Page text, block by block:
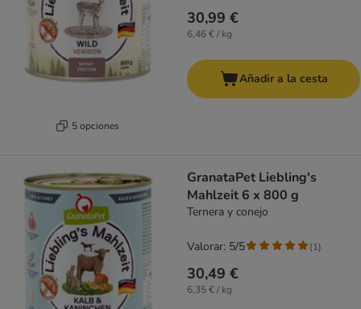
5 opciones
30,99 €
6,46 € / kg
Añadir a la cesta
GranataPet Liebling's
Mahlzeit 6 x 800 g
Ternera y conejo
30,49 €
6,35 € / kg
Valorar: 5/5 (1)